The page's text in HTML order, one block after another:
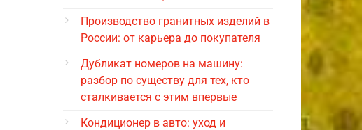
Производство гранитных изделий в
России: от карьера до покупателя
Дубликат номеров на машину:
разбор по существу для тех, кто
сталкивается с этим впервые
Кондиционер в авто: уход и